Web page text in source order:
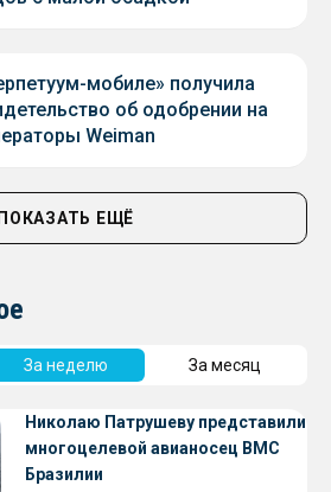
мобиле» получила
об одобрении на
Weiman
ПОКАЗАТЬ ЕЩЁ
За неделю За месяц
Николаю Патрушеву представили
многоцелевой авианосец ВМС
Бразилии